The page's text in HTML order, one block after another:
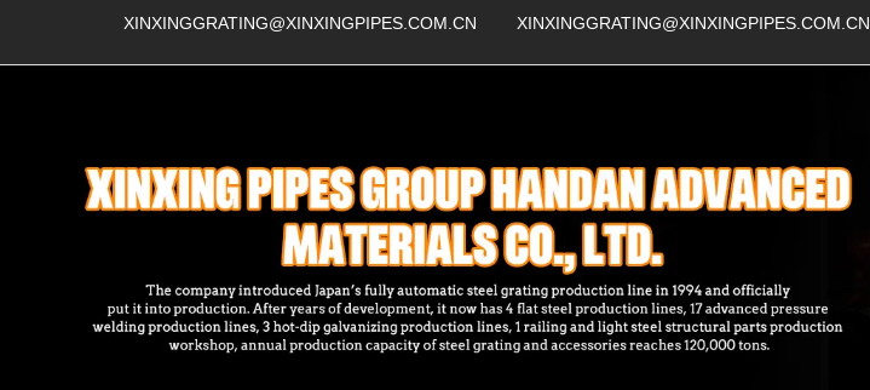
XINXINGGRATING@XINXINGPIPES.COM.CN XINXINGGRATING@XINXINGPIPES.COM.CN